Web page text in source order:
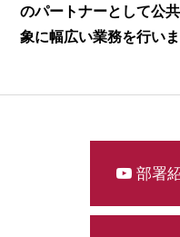
のパートナーとして公
象に幅広い業務を行いま
部署